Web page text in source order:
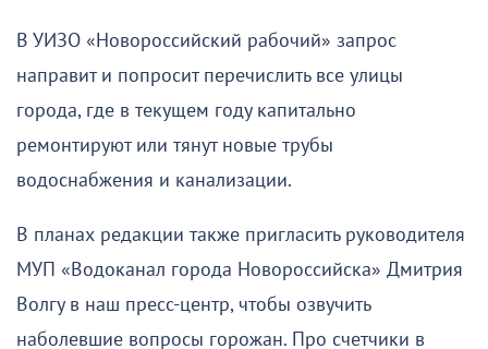
В УИЗО «Новороссийский рабочий» запрос
направит и попросит перечислить все улицы
города, где в текущем году капитально
ремонтируют или тянут новые трубы
водоснабжения и канализации.
В планах редакции также пригласить руководителя
МУП «Водоканал города Новороссийска» Дмитрия
Волгу в наш пресс-центр, чтобы озвучить
наболевшие вопросы горожан. Про счетчики в